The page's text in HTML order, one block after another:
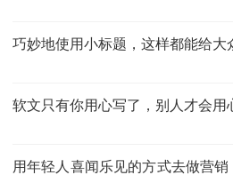
巧妙地使用小标题，这样都能给大
软文只有你用心写了，别人才会用
用年轻人喜闻乐见的方式去做营